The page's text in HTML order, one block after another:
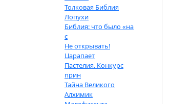
Толковая Библия
Лопухи
Библия: что было «на
с
Не открывать!
Царапает
Пастелия. Конкурс
прин
Тайна Великого
Алхимик